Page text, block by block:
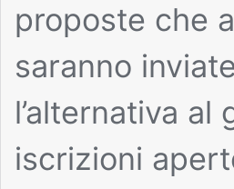
proposte che
saranno
l’alternativa
iscrizioni